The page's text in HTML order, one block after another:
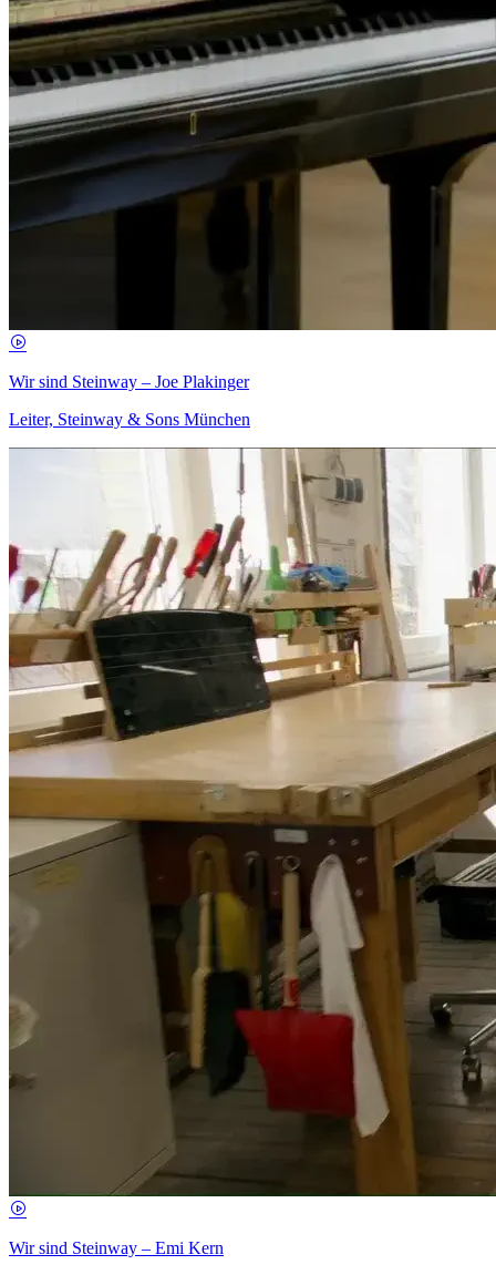
Wir sind Steinway – Joe Plakinger
Leiter, Steinway & Sons München
Wir sind Steinway – Emi Kern